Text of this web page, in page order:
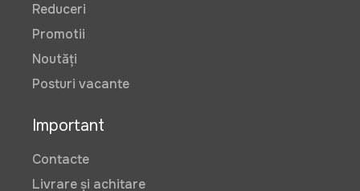
Reduceri
Promotii
Noutăți
Posturi vacante
Important
Contacte
Livrare și achitare